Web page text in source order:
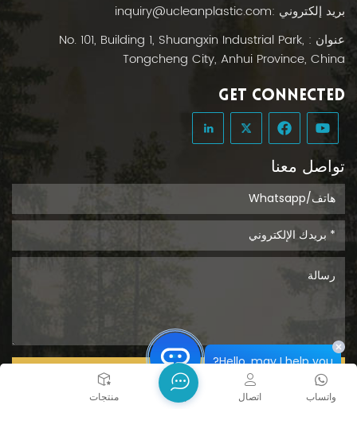
بريد إلكتروني :inquiry@ucleanplastic.com
عنوان : No. 101, Building 1, Shuangxin Industrial Park,
Tongcheng City, Anhui Province, China
GET CONNECTED
تواصل معنا
يُقدِّم
بيت منتجات واتساب اتصال
Hello, may I help you?